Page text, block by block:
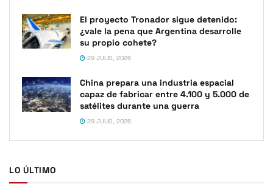
El proyecto Tronador sigue detenido:
¿vale la pena que Argentina desarrolle
su propio cohete?
29 JULIO, 2026
China prepara una industria espacial
capaz de fabricar entre 4.100 y 5.000 de
satélites durante una guerra
29 JULIO, 2026
LO ÚLTIMO